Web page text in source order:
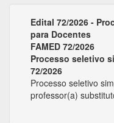
Edital 72/2026 -
para Docentes
FAMED 72/2026
Processo seletivo
72/2026
Processo seletivo
professor(a)